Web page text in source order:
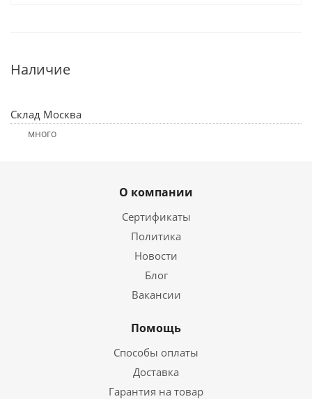
Наличие
Склад Москва
Много
О компании
Сертификаты
Политика
Новости
Блог
Вакансии
Помощь
Способы оплаты
Доставка
Гарантия на товар